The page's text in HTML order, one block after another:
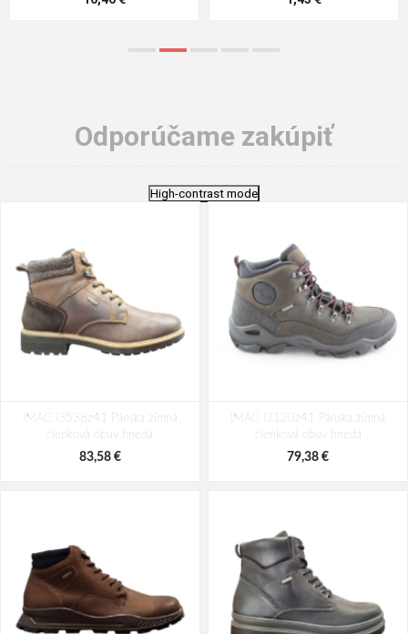
Odporúčame zakúpiť
High-contrast mode
IMAC I3538z41 Pánska zimná
členková obuv hnedá
83,58 €
IMAC I3120z41 Pánska zimná
členková obuv hnedá
79,38 €